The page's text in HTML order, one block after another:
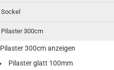
Sockel
Pilaster 300cm
Pilaster 300cm anzeigen
Pilaster glatt 100mm